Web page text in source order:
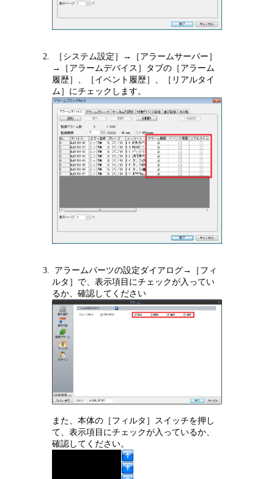
［システム設定］→［アラームサーバー］
→［アラームデバイス］タブの［アラーム
履歴］、［イベント履歴］、［リアルタイ
ム］にチェックします。
アラームパーツの設定ダイアログ→［フィ
ルタ］で、表示項目にチェックが入ってい
るか、確認してください
また、本体の［フィルタ］スイッチを押し
て、表示項目にチェックが入っているか、
確認してください。